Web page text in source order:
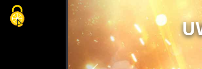
Cookie-Einstellungen